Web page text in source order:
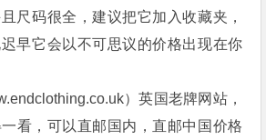
尺码很全，建议把它加入收藏夹，
早它会以不可思议的价格出现在你
）英国老牌网站，
看，可以直邮国内，直邮中国价格